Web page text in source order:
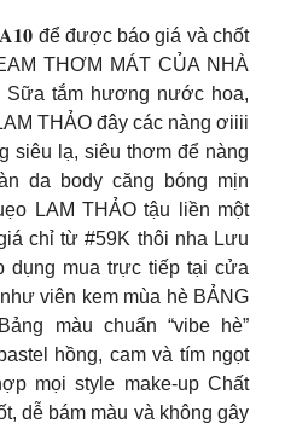
để được báo giá và chốt
THƠM MÁT CỦA NHÀ
Sữa tắm hương nước hoa,
THẢO đây các nàng ơiiii
siêu lạ, siêu thơm để nàng
da body căng bóng mịn
LAM THẢO tậu liền một
chỉ từ #59K thôi nha Lưu
dụng mua trực tiếp tại cửa
viên kem mùa hè BẢNG
màu chuẩn “vibe hè”
hồng, cam và tím ngọt
mọi style make-up Chất
dễ bám màu và không gây